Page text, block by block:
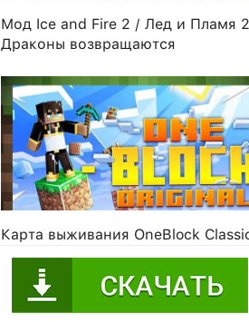
Tozeko
Мод Ice and Fire 2 / Лед и Пламя
Драконы возвращаются
Карта выживания OneBlock